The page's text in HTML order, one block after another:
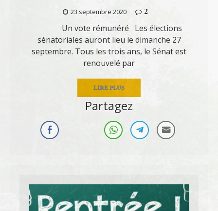
23 septembre 2020
2
Un vote rémunéré Les élections
sénatoriales auront lieu le dimanche 27
septembre. Tous les trois ans, le Sénat est
renouvelé par
LIRE PLUS
Partagez